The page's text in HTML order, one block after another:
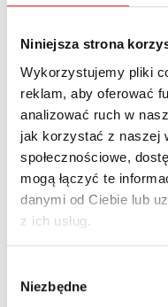
Niniejsza strona
Wykorzystujemy pliki
reklam, aby oferować
analizować ruch w
jak korzystać z naszej
społecznościowe,
mogą łączyć te
danymi od Ciebie lub
z ich usług.
zgody
Niezbędne
Zapytaj
Imię i nazwisko: *
Adres e-mail: *